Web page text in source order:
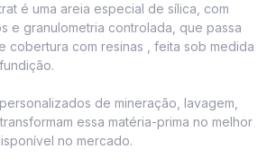
é uma areia especial de sílica, com
e granulometria controlada, que passa
cobertura com resinas , feita sob medida
de mineração, lavagem,
essa matéria-prima no melhor
no mercado.